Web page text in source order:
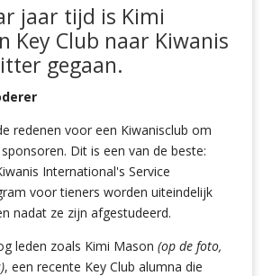
jaar tijd is Kimi
Key Club naar Kiwanis
gegaan.
redenen voor een Kiwanisclub om
Dit is een van de beste:
International's Service
voor tieners worden uiteindelijk
nadat ze zijn afgestudeerd.
leden zoals Kimi Mason (op de foto,
, een recente Key Club alumna die